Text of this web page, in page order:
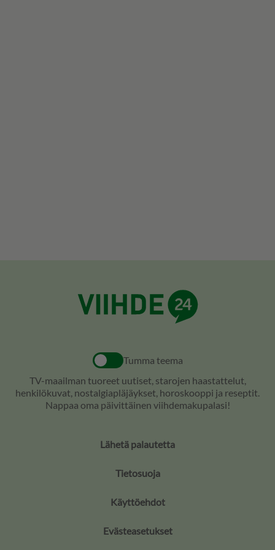
Tumma teema
TV-maailman tuoreet uutiset, starojen haastattelut,
henkilökuvat, nostalgiapläjäykset, horoskooppi ja reseptit.
Nappaa oma päivittäinen viihdemakupalasi!
Lähetä palautetta
Tietosuoja
Käyttöehdot
Evästeasetukset